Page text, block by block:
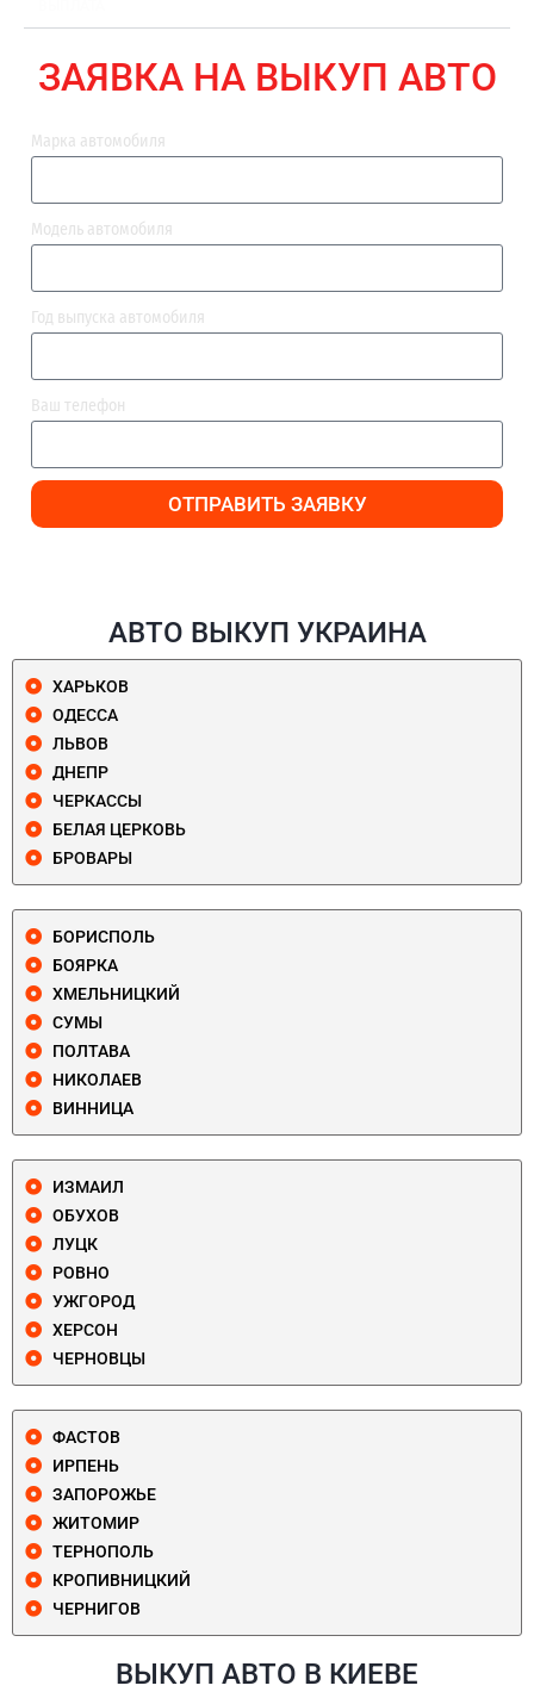
ЗАЯВКА НА ВЫКУП АВТО
Марка автомобиля
Модель автомобиля
Год выпуска автомобиля
Ваш телефон
ОТПРАВИТЬ ЗАЯВКУ
АВТО ВЫКУП УКРАИНА
ХАРЬКОВ
ОДЕССА
ЛЬВОВ
ДНЕПР
ЧЕРКАССЫ
БЕЛАЯ ЦЕРКОВЬ
БРОВАРЫ
БОРИСПОЛЬ
БОЯРКА
ХМЕЛЬНИЦКИЙ
СУМЫ
ПОЛТАВА
НИКОЛАЕВ
ВИННИЦА
ИЗМАИЛ
ОБУХОВ
ЛУЦК
РОВНО
УЖГОРОД
ХЕРСОН
ЧЕРНОВЦЫ
ФАСТОВ
ИРПЕНЬ
ЗАПОРОЖЬЕ
ЖИТОМИР
ТЕРНОПОЛЬ
КРОПИВНИЦКИЙ
ЧЕРНИГОВ
ВЫКУП АВТО В КИЕВЕ